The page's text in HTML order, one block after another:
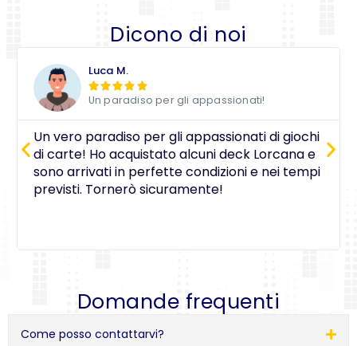
Dicono di noi
Luca M.
 
Un paradiso per gli appassionati!
Un vero paradiso per gli appassionati di giochi
di carte! Ho acquistato alcuni deck Lorcana e
sono arrivati in perfette condizioni e nei tempi
previsti. Tornerò sicuramente!
Domande frequenti
Come posso contattarvi?